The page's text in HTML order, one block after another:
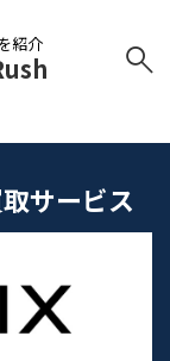
紹介
サービス